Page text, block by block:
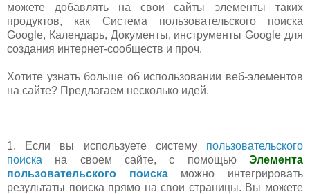
можете добавлять на свои сайты элементы таких
продуктов, как Система пользовательского поиска
Google, Календарь, Документы, инструменты Google для
создания интернет-сообществ и проч.
Хотите узнать больше об использовании веб-элементов
на сайте? Предлагаем несколько идей.
1. Если вы используете систему
пользовательского
поиска на своем сайте, с помощью Элемента
пользовательского поискаможно интегрировать
результаты поиска прямо на свои страницы. Вы можете